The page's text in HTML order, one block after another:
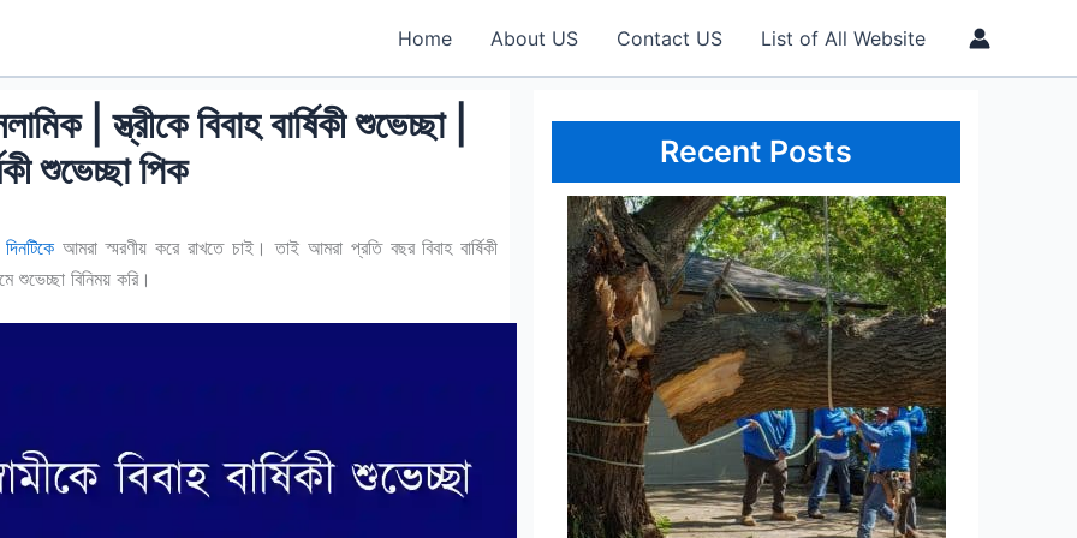
Home About US Contact US List of All Website
| স্ত্রীকে বিবাহ বার্ষিকী শুভেচ্ছা |
শুভেচ্ছা পিক
আমরা স্মরণীয় করে রাখতে চাই। তাই আমরা প্রতি বছর বিবাহ বার্ষিকী
শুভেচ্ছা বিনিময় করি।
Recent Posts